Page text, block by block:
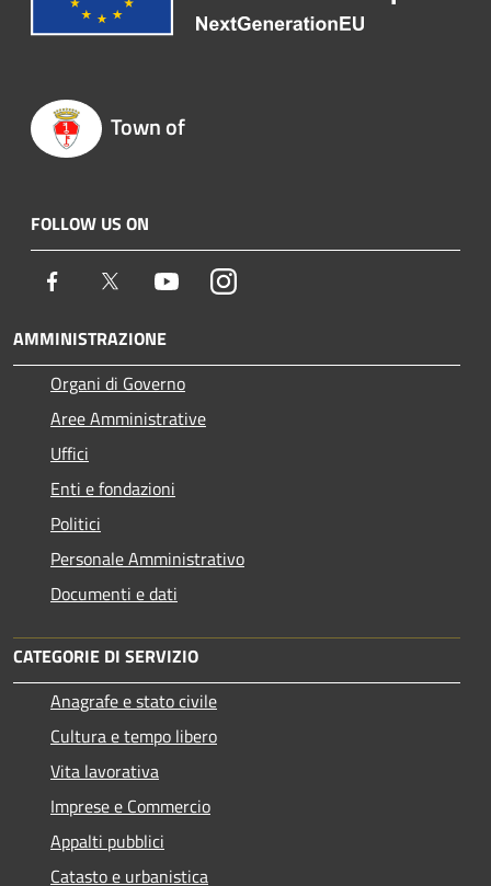
Town of
FOLLOW US ON
Facebook Twitter YoutubeInstagram
AMMINISTRAZIONE
Organi di Governo
Aree Amministrative
Uffici
Enti e fondazioni
Politici
Personale Amministrativo
Documenti e dati
CATEGORIE DI SERVIZIO
Anagrafe e stato civile
Cultura e tempo libero
Vita lavorativa
Imprese e Commercio
Appalti pubblici
Catasto e urbanistica